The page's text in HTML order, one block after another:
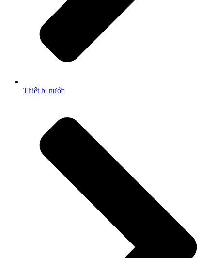
Thiết bị nước